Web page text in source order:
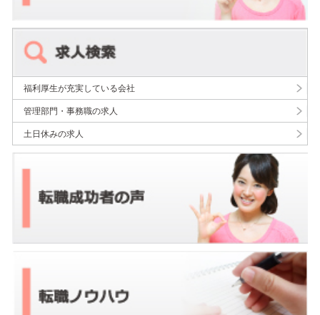
福利厚生が充実している会社
管理部門・事務職の求人
土日休みの求人